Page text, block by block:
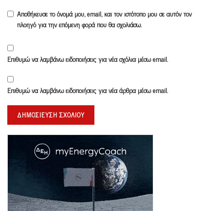
Αποθήκευσε το όνομά μου, email, και τον ιστότοπο μου σε αυτόν τον
πλοηγό για την επόμενη φορά που θα σχολιάσω.
Επιθυμώ να λαμβάνω ειδοποιήσεις για νέα σχόλια μέσω email.
Επιθυμώ να λαμβάνω ειδοποιήσεις για νέα άρθρα μέσω email.